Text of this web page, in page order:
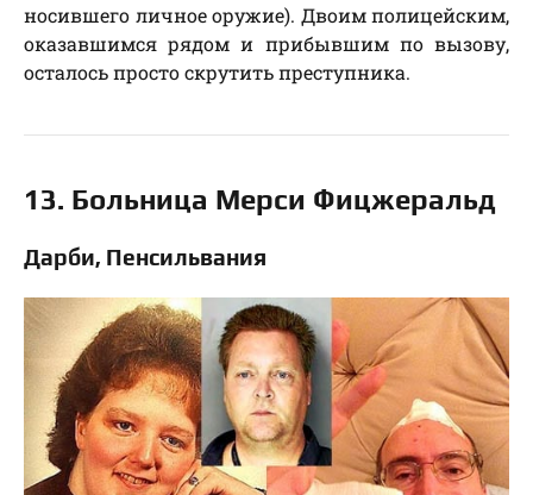
носившего личное оружие). Двоим полицейским,
оказавшимся рядом и прибывшим по вызову,
осталось просто скрутить преступника.
13. Больница Мерси Фицжеральд
Дарби, Пенсильвания